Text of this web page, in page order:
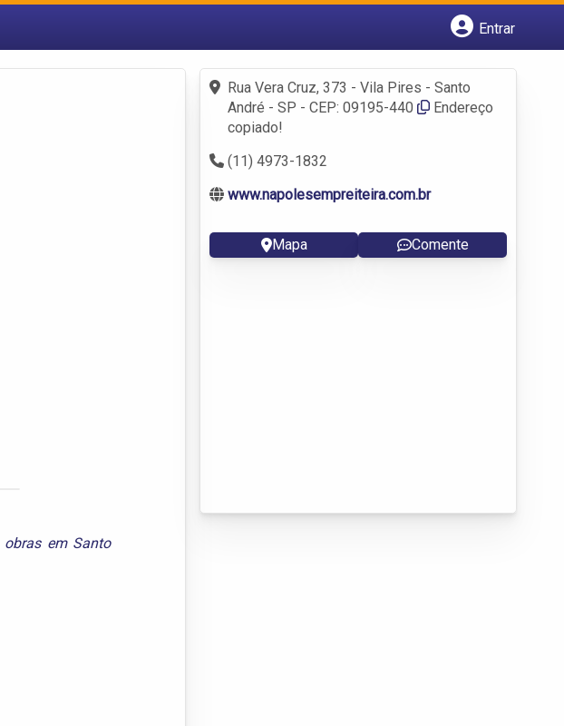
Entrar
Fazer login
Criar conta
obras em Santo
Rua Vera Cruz, 373 - Vila Pires - Santo
André - SP - CEP: 09195-440
Endereço
copiado!
(11) 4973-1832
www.napolesempreiteira.com.br
Mapa Comente